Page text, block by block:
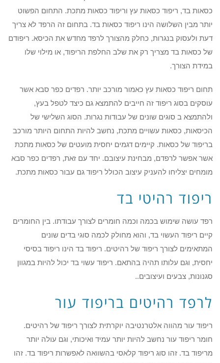
כסאות בד, ריפוד כסאות עץ וריפוד כסאות מתכת. התחום הפשוט
יותר מבין השלושה הינו ריפוד כסאות בד. בתחום זה הרפד לא צריך
דעת ולעסוק בנגרות, כחלק מהצורך לרפד מחדש את הכיסא. ריפודם
של כסאות בד מצריך רק את שלב החלפת הריפוד, או מילוי שלו
במידת הצורך.
תחום ריפוד כסאות עץ כאמור מורכב יותר. רפדים כפר סבא אשר
עוסקים בסוג ריפוד זה חייבים להתמצא גם כיצד לטפל בעץ,
ולהתמצא ב סוגים שונים של עבודות נגרות. הסוג השלישי של
הכיסאות, כסאות עשויים מתכת, נחשב להיות התחום היותר מורכב
בריפוד של כסאות. קיימים דגמים יחסית מועטים של כסאות מתכת
אשר אפשר לרפדם, מבחינת עיצובם. יחד עם זאת, רפדים כפר סבא
מומחים יצליחו להעניק עיצוב הכולל ריפוד גם עבור כסאות מתכת.
ריפוד רהיטי בד
רפד עושה שימוש בכמה וכמה חומרים לצורך עבודתו. בין החומרים
קיים ריפוד העשוי בד, והוא מחולק לכמה סוגי בדים שונים
המתאימים לצורך ריפוד של רהיטים. ריפוד בד הינו ריפוד בסיסי
יחסית, וגם עלותו תהיה בהתאם. ריפוד עשוי בד יכול להיות במגוון
סגנונות, צבעים ועיצובים..
לרפד רהיטים בריפוד עור
ריפוד עור מהווה אלטרנטיבה יוקרתית לצורך ריפוד של רהיטים.
חומר ריפוד עור נחשב להיות יותר עמיד ואיכותי, וגם עולה יותר
מריפוד בד. זהו סוג ריפוד קלאסי בהשוואה לאפשרות ריפוד בד. זהו